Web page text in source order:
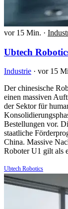
vor 15 Min. ·
Ubtech
Industrie · vor 15
Der chinesische
einen massiven
der Sektor für
Bestellungen vor.
staatliche
China. Massive
Roboter U1 gilt als
Ubtech Robotics